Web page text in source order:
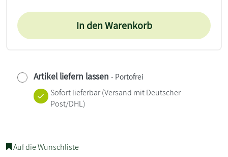
In den Warenkorb
Artikel liefern lassen - Portofrei
Sofort lieferbar(Versand mit Deutscher
Post/DHL)
Auf die Wunschliste